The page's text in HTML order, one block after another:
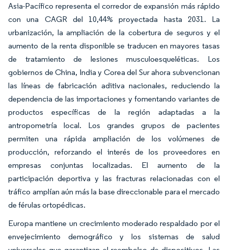
Asia-Pacífico representa el corredor de expansión más rápido
con una CAGR del 10,44% proyectada hasta 2031. La
urbanización, la ampliación de la cobertura de seguros y el
aumento de la renta disponible se traducen en mayores tasas
de tratamiento de lesiones musculoesqueléticas. Los
gobiernos de China, India y Corea del Sur ahora subvencionan
las líneas de fabricación aditiva nacionales, reduciendo la
dependencia de las importaciones y fomentando variantes de
productos específicas de la región adaptadas a la
antropometría local. Los grandes grupos de pacientes
permiten una rápida ampliación de los volúmenes de
producción, reforzando el interés de los proveedores en
empresas conjuntas localizadas. El aumento de la
participación deportiva y las fracturas relacionadas con el
tráfico amplían aún más la base direccionable para el mercado
de férulas ortopédicas.
Europa mantiene un crecimiento moderado respaldado por el
envejecimiento demográfico y los sistemas de salud